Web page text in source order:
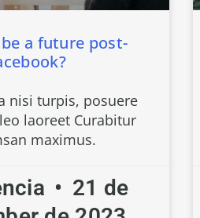
a future post-
nisi turpis, posuere
laoreet Curabitur
maximus.
21 de